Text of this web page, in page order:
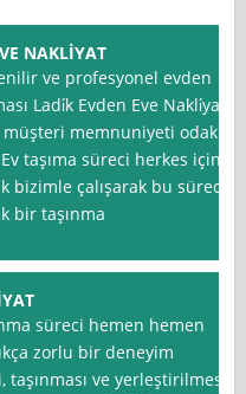
NAKLİYAT
ve profesyonel evden
Ladi̇k Evden Eve Nakli̇yat
memnuniyeti odaklı
Ev taşıma süreci herkes için
çalışarak bu süreci
bir taşınma
süreci hemen hemen
zorlu bir deneyim
ve yerleştirilmesi